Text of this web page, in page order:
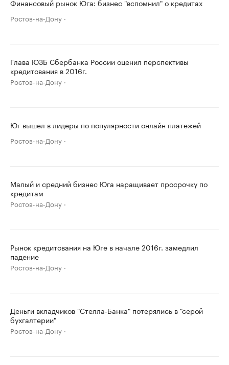
Финансовый рынок Юга: бизнес "вспомнил" о кредитах
Ростов-на-Дону
Глава ЮЗБ Сбербанка России оценил перспективы
кредитования в 2016г.
Ростов-на-Дону
Юг вышел в лидеры по популярности онлайн платежей
Ростов-на-Дону
Малый и средний бизнес Юга наращивает просрочку по
кредитам
Ростов-на-Дону
Рынок кредитования на Юге в начале 2016г. замедлил
падение
Ростов-на-Дону
Деньги вкладчиков "Стелла-Банка" потерялись в "серой
бухгалтерии"
Ростов-на-Дону